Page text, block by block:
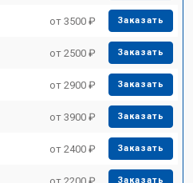
от 3500 ₽ Заказать
от 2500 ₽ Заказать
от 2900 ₽ Заказать
от 3900 ₽ Заказать
от 2400 ₽ Заказать
от 2200 ₽ Заказать